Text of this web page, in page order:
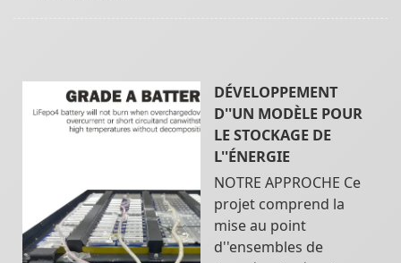
DÉVELOPPEMENT
D''UN MODÈLE POUR
LE STOCKAGE DE
L''ÉNERGIE
NOTRE APPROCHE Ce
projet comprend la
mise au point
d''ensembles de